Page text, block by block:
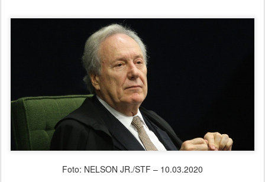
Foto: NELSON JR./STF – 10.03.2020